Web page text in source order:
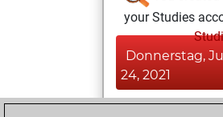
your Studies
Donnerstag,
24, 2021